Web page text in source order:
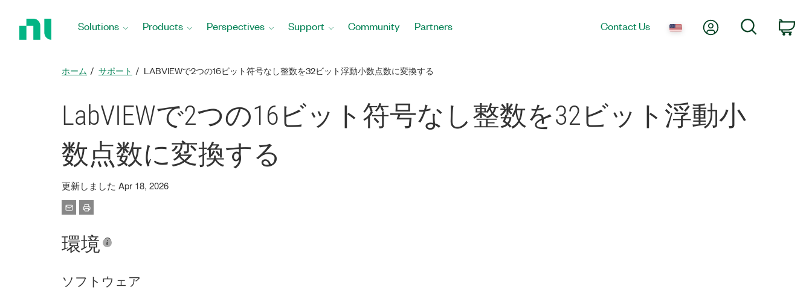
Solutions Products Perspectives Support Community Partners Contact Us My AccountSearch
ホーム サポート LABVIEWで2つの16ビット符号なし整数を32ビット浮動小数点数に変換する
LabVIEWで2つの16ビット符号なし整数を32ビット浮動小
数点数に変換する
更新しました Apr 18, 2026
環境
ソフトウェア